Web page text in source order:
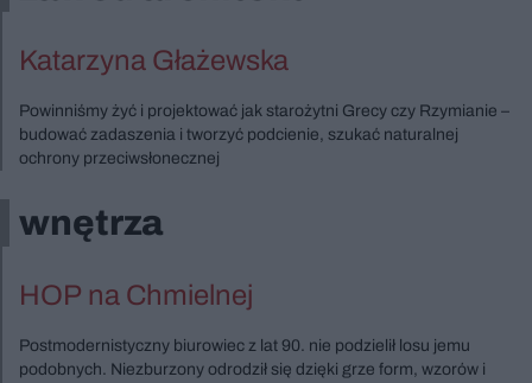
Katarzyna Głażewska
Powinniśmy żyć i projektować jak starożytni Grecy czy Rzymianie –
budować zadaszenia i tworzyć podcienie, szukać naturalnej
ochrony przeciwsłonecznej
wnętrza
HOP na Chmielnej
Postmodernistyczny biurowiec z lat 90. nie podzielił losu jemu
podobnych. Niezburzony odrodził się dzięki grze form, wzorów i